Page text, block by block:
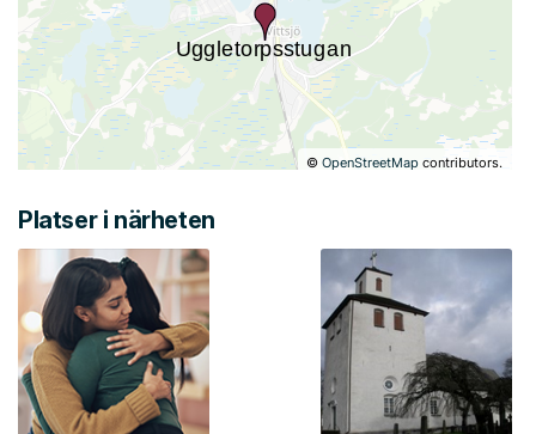
©OpenStreetMap contributors.
Platser i närheten